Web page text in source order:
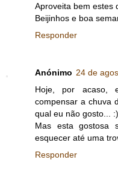
Aproveita bem estes
Beijinhos e boa
Responder
Anónimo 24 de
Hoje, por acaso,
compensar a chuva
qual eu não gosto... :)
Mas esta gostosa
esquecer até uma
Responder